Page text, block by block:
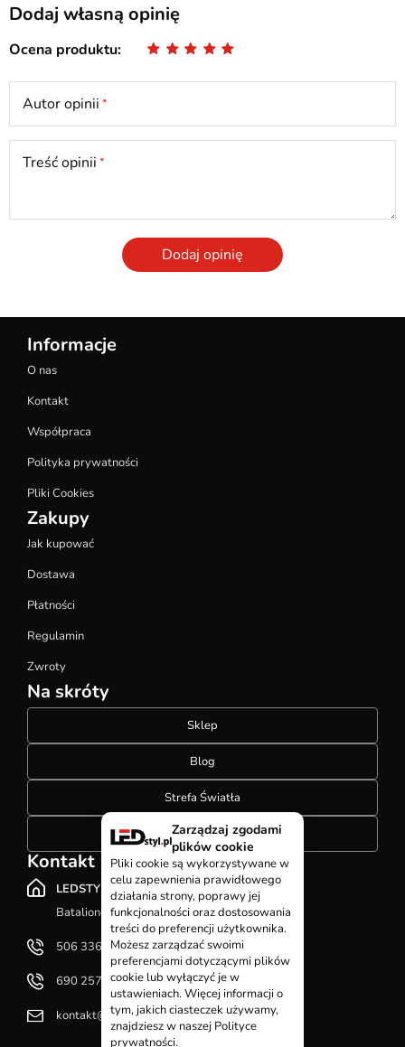
Dodaj własną opinię
Ocena produktu
Autor opinii
Treść opinii
Dodaj opinię
Informacje
O nas
Kontakt
Współpraca
Polityka prywatności
Pliki Cookies
Zakupy
Jak kupować
Dostawa
Płatności
Regulamin
Zwroty
Na skróty
Sklep
Blog
Strefa Światła
Konfigurator szynoprzewodów
Kontakt
LEDSTYL.pl
Batalionów Chłopskich 12, 94-058 Łódź
506 336 320
690 257 092
kontakt@ledstyl.pl
Zarządzaj zgodami
plików cookie
Pliki cookie są wykorzystywane w
celu zapewnienia prawidłowego
działania strony, poprawy jej
funkcjonalności oraz dostosowania
treści do preferencji użytkownika.
Możesz zarządzać swoimi
preferencjami dotyczącymi plików
cookie lub wyłączyć je w
ustawieniach. Więcej informacji o
tym, jakich ciasteczek używamy,
znajdziesz w naszej Polityce
prywatności.